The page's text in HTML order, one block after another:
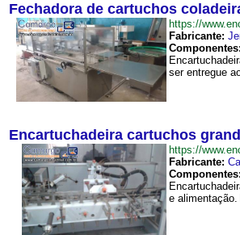
Fechadora de cartuchos
https://
Fabricante:
Componentes:
ser entregue
Encartuchadeira cartuchos
https://
Fabricante:
Componentes:
e